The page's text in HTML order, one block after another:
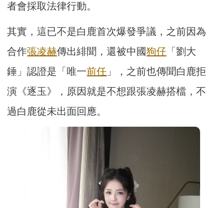
者會採取法律行動。
其實，這已不是白鹿首次爆發爭議，之前因為
合作張凌赫傳出緋聞，還被中國狗仔 「劉大
錘」認證是「唯一前任 」，之前也傳聞白鹿拒
演《逐玉》，原因就是不想跟張凌赫搭檔，不
過白鹿從未出面回應。